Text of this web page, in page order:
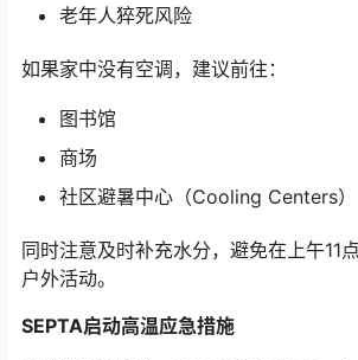
老年人猝死风险
如果家中没有空调，建议前往：
图书馆
商场
社区避暑中心（Cooling Centers）
同时注意及时补充水分，避免在上午11
户外活动。
SEPTA启动高温应急措施